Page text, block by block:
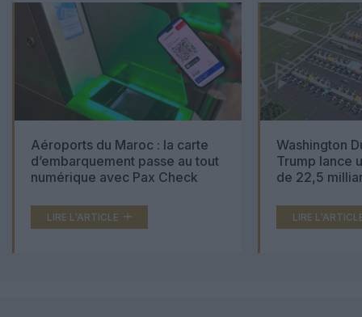
Aéroports du Maroc : la carte
d’embarquement passe au tout
numérique avec Pax Check
LIRE L'ARTICLE
Washington
Trump lance
de 22,5
LIRE